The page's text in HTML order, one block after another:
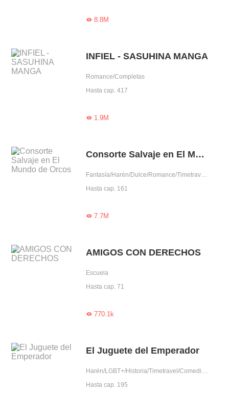
8.8M
INFIEL - SASUHINA MANGA
Romance/Completas
Hasta cap. 417
1.9M
Consorte Salvaje en El Mundo de Orcos
Fantasía/Harén/Dulce/Romance/Timetravel/Amor prohibido/Rodeada por lindos/Gentil/Fiel
Hasta cap. 161
7.7M
AMIGOS CON DERECHOS
Escuela
Hasta cap. 71
770.1k
El Juguete del Emperador
Harén/LGBT+/Historia/Timetravel/Comedia/Príncipe
Hasta cap. 195